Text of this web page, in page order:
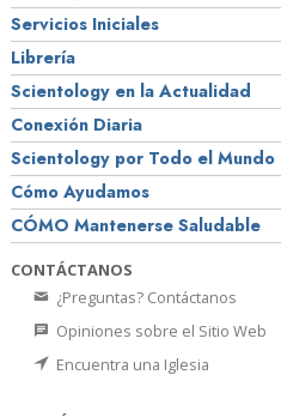
Servicios Iniciales
Librería
Scientology en la Actualidad
Conexión Diaria
Scientology por Todo el Mundo
Cómo Ayudamos
CÓMO Mantenerse Saludable
CONTÁCTANOS
¿Preguntas? Contáctanos
Opiniones sobre el Sitio Web
Encuentra una Iglesia